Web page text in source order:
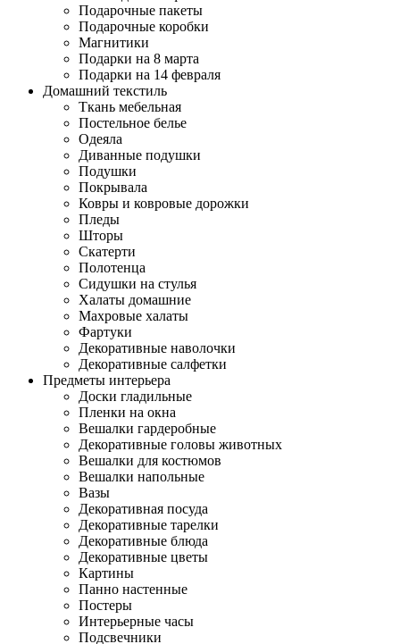
Подарочные пакеты
Подарочные коробки
Магнитики
Подарки на 8 марта
Подарки на 14 февраля
Домашний текстиль
Ткань мебельная
Постельное белье
Одеяла
Диванные подушки
Подушки
Покрывала
Ковры и ковровые дорожки
Пледы
Шторы
Скатерти
Полотенца
Сидушки на стулья
Халаты домашние
Махровые халаты
Фартуки
Декоративные наволочки
Декоративные салфетки
Предметы интерьера
Доски гладильные
Пленки на окна
Вешалки гардеробные
Декоративные головы животных
Вешалки для костюмов
Вешалки напольные
Вазы
Декоративная посуда
Декоративные тарелки
Декоративные блюда
Декоративные цветы
Картины
Панно настенные
Постеры
Интерьерные часы
Подсвечники